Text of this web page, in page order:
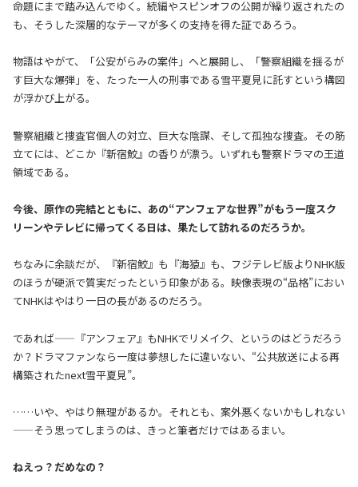
命題にまで踏み込んでゆく。続編やスピンオフの公開が繰り返されたの
も、そうした深層的なテーマが多くの支持を得た証であろう。
物語はやがて、「公安がらみの案件」へと展開し、「警察組織を揺るが
す巨大な爆弾」を、たった一人の刑事である雪平夏見に託すという構図
が浮かび上がる。
警察組織と捜査官個人の対立、巨大な陰謀、そして孤独な捜査。その筋
立てには、どこか『新宿鮫』の香りが漂う。いずれも警察ドラマの王道
領域である。
今後、原作の完結とともに、あの“アンフェアな世界”がもう一度スク
リーンやテレビに帰ってくる日は、果たして訪れるのだろうか。
ちなみに余談だが、『新宿鮫』も『海猿』も、フジテレビ版よりNHK版
のほうが硬派で質実だったという印象がある。映像表現の“品格”におい
てNHKはやはり一日の長があるのだろう。
であれば——『アンフェア』もNHKでリメイク、というのはどうだろう
か？ドラマファンなら一度は夢想したに違いない、“公共放送による再
構築されたnext雪平夏見”。
……いや、やはり無理があるか。それとも、案外悪くないかもしれない
——そう思ってしまうのは、きっと筆者だけではあるまい。
ねえっ？だめなの？